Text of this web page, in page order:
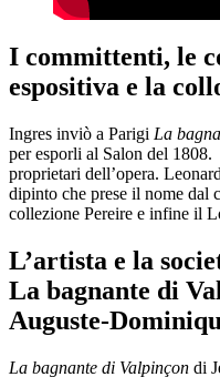
I committenti, le
espositiva e la
Ingres inviò a Parigi La
per esporli al Salon del
proprietari dell’opera.
dipinto che prese il nome dal
collezione Pereire e infine il
L’artista e la
La bagnante di
Auguste-
La bagnante di Valpinçon di